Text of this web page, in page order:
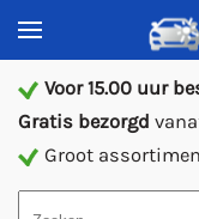
Voor 15.00 uur
Gratis bezorgd
Groot